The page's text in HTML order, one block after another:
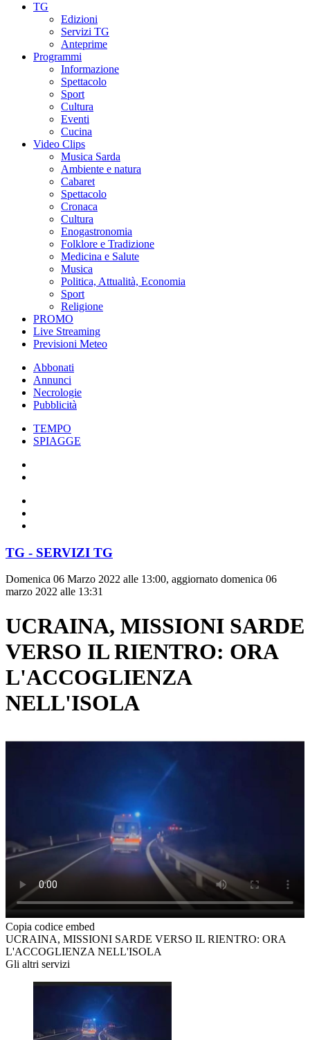
TG
Edizioni
Servizi TG
Anteprime
Programmi
Informazione
Spettacolo
Sport
Cultura
Eventi
Cucina
Video Clips
Musica Sarda
Ambiente e natura
Cabaret
Spettacolo
Cronaca
Cultura
Enogastronomia
Folklore e Tradizione
Medicina e Salute
Musica
Politica, Attualità, Economia
Sport
Religione
PROMO
Live Streaming
Previsioni Meteo
Abbonati
Annunci
Necrologie
Pubblicità
TEMPO
SPIAGGE
TG - SERVIZI TG
Domenica 06 Marzo 2022 alle 13:00, aggiornato domenica 06
marzo 2022 alle 13:31
UCRAINA, MISSIONI SARDE
VERSO IL RIENTRO: ORA
L'ACCOGLIENZA
NELL'ISOLA
Copia codice embed
UCRAINA, MISSIONI SARDE VERSO IL RIENTRO: ORA
L'ACCOGLIENZA NELL'ISOLA
Gli altri servizi